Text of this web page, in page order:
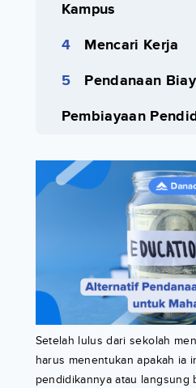
Kampus
Mencari Kerja
Pendanaan
Pembiayaan
Setelah lulus dari sekolah
harus menentukan apakah ia
pendidikannya atau langsung